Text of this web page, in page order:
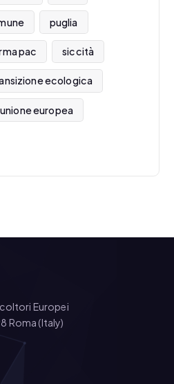
puglia
pac siccità
ecologica
unione europea
Europei
Roma (Italy)